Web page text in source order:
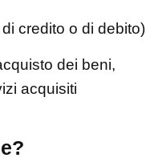
credito o di debito)
dei beni,
acquisiti